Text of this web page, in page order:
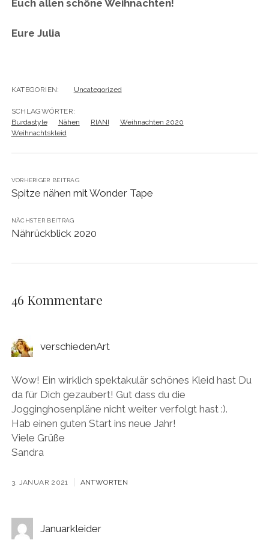
Euch allen schöne Weihnachten!
Eure Julia
KATEGORIEN: Uncategorized
SCHLAGWÖRTER:
Burdastyle
Nähen RIANI
Weihnachten 2020
Weihnachtskleid
VORHERIGER BEITRAG
Spitze nähen mit Wonder Tape
NÄCHSTER BEITRAG
Nährückblick 2020
46 Kommentare
verschiedenArt
Wow! Ein wirklich spektakulär schönes Kleid hast Du
da für Dich gezaubert! Gut dass du die
Jogginghosenpläne nicht weiter verfolgt hast :).
Hab einen guten Start ins neue Jahr!
Viele Grüße
Sandra
3. JANUAR 2021 ANTWORTEN
Januarkleider